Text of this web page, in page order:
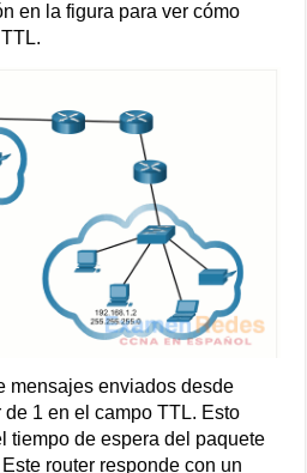
en la figura para ver cómo
mensajes enviados desde
1 en el campo TTL. Esto
tiempo de espera del paquete
router responde con un